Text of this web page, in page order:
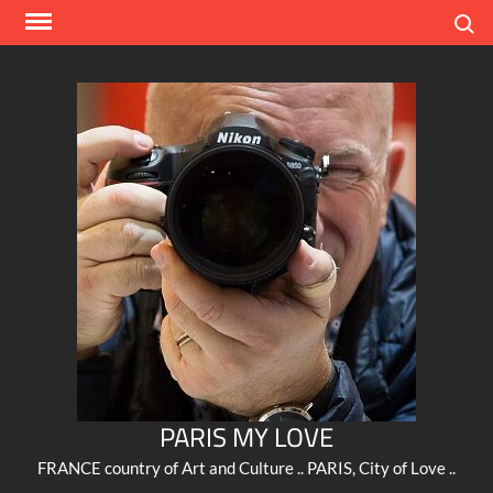
Skip
PARIS MY LOVE
FRANCE country of Art and Culture .. PARIS, City of Love ..